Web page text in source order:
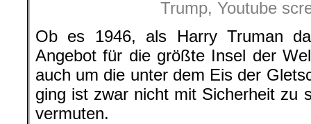
Trump, Youtube
Ob es 1946, als Harry Truman
Angebot für die größte Insel der
auch um die unter dem Eis der
ging ist zwar nicht mit Sicherheit zu
vermuten.